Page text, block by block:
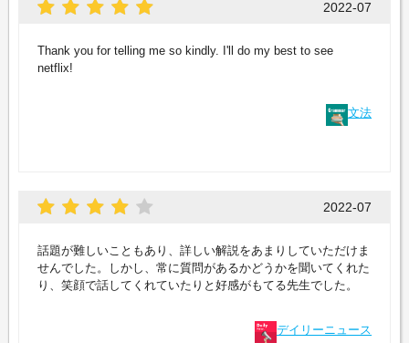
2022-07
Thank you for telling me so kindly. I'll do my best to see
netflix!
文法
2022-07
話題が難しいこともあり、詳しい解説をあまりしていただけま
せんでした。しかし、常に質問があるかどうかを聞いてくれた
り、笑顔で話してくれていたりと好感がもてる先生でした。
デイリーニュース